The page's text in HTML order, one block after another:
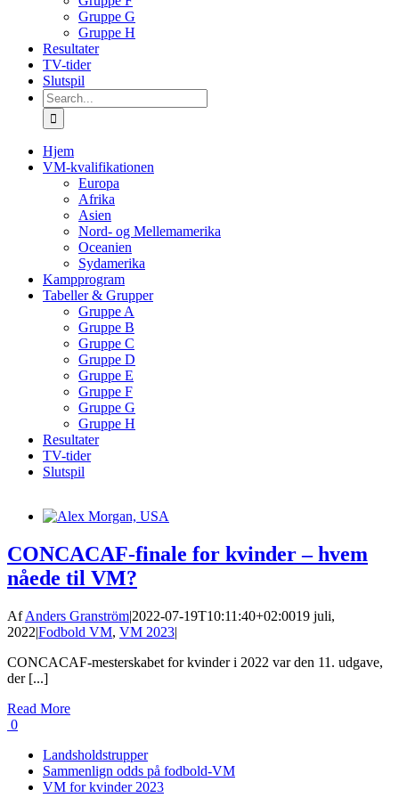
Gruppe G
Gruppe H
Resultater
TV-tider
Slutspil
Search
for:
Hjem
VM-kvalifikationen
Europa
Afrika
Asien
Nord- og Mellemamerika
Oceanien
Sydamerika
Kampprogram
Tabeller & Grupper
Gruppe A
Gruppe B
Gruppe C
Gruppe D
Gruppe E
Gruppe F
Gruppe G
Gruppe H
Resultater
TV-tider
Slutspil
CONCACAF-finale for kvinder – hvem
nåede til VM?
AfAnders Granström|2022-07-19T10:11:40+02:0019 juli,
2022|Fodbold VM, VM 2023|
CONCACAF-mesterskabet for kvinder i 2022 var den 11. udgave,
der [...]
Read More
0
Landsholdstrupper
Sammenlign odds på fodbold-VM
VM for kvinder 2023